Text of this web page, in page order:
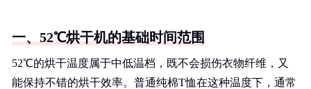
一、52℃烘干机的基础时间范围
52℃的烘干温度属于中低温档，既不会损伤衣物纤维，又
能保持不错的烘干效率。普通纯棉T恤在这种温度下，通常